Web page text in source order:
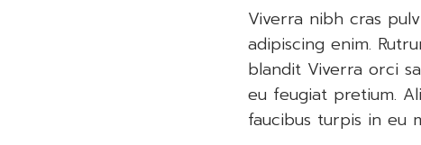
Viverra nibh cras
adipiscing enim.
blandit Viverra orci
eu feugiat pretium.
faucibus turpis in eu